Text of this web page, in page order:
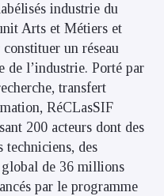
industrie du
Arts et Métiers et
un réseau
de l’industrie. Porté par
transfert
RéCLasSIF
200 acteurs dont des
techniciens, des
de 36 millions
par le programme